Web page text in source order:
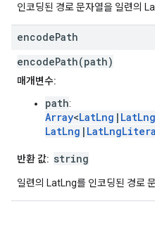
인코딩된 경로 문자열을 일련의
encodePath
encodePath(path)
매개변수:
path:
Array<LatLng |
LatLng |
반환 값: string
일련의 LatLng를 인코딩된 경로